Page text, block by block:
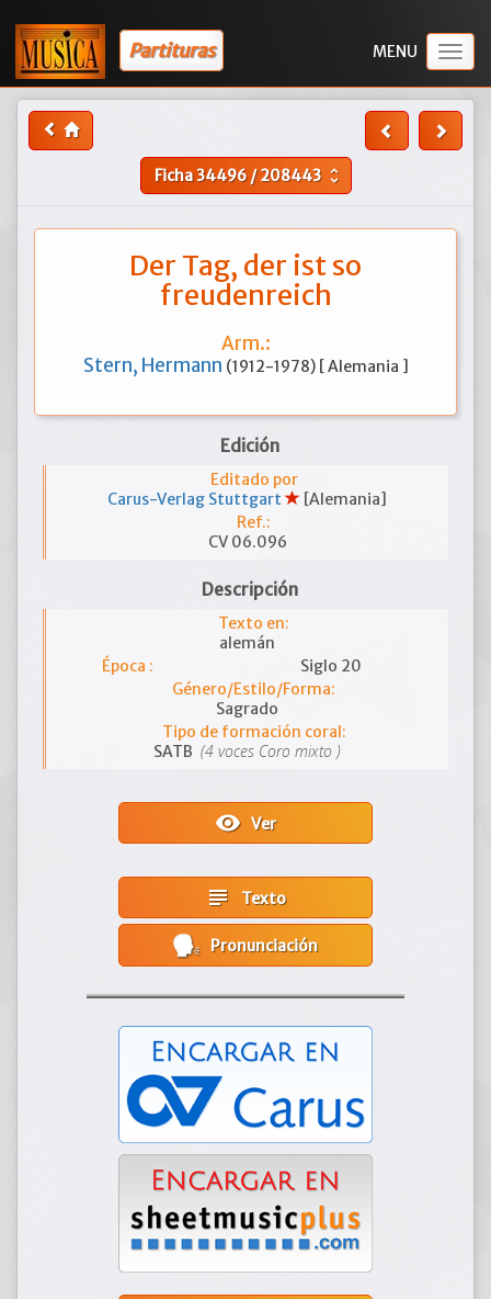
Partituras
Ficha34496/208443 unfold_more
Der Tag, der ist so
freudenreich
Arm.:
Stern, Hermann (1912-1978) [ Alemania ]
Edición
Editado por
Carus-Verlag Stuttgart
[Alemania]
Ref.:
CV 06.096
Descripción
Texto en:
alemán
Época :
Siglo 20
Género/Estilo/Forma:
Sagrado
Tipo de formación coral:
SATB (4 voces Coro mixto )
visibility Ver
subject Texto
Pronunciación